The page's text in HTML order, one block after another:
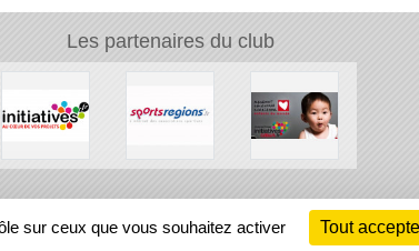
Les partenaires du club
sur ceux que vous souhaitez activer Tout